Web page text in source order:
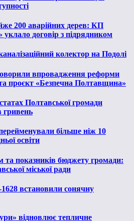
200 аварійних дерев: КП
уклало договір з підрядником
колектор на Подолі
впровадження реформи
проєкт «Безпечна Полтавщина»
Полтавської громади
гривень
більше ніж 10
освіти
та показників бюджету громади:
міської ради
встановили сонячну
відновлює тепличне